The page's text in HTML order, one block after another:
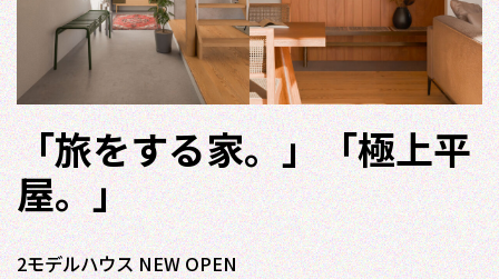
「旅をする家。」「極上平
屋。」
2モデルハウス NEW OPEN